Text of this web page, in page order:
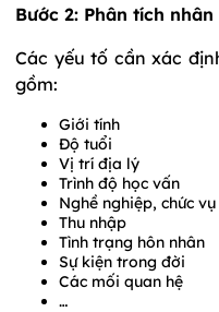
Bước 2: Phân tích
Các yếu tố cần xác
gồm:
Giới tính
Độ tuổi
Vị trí địa lý
Trình độ học vấn
Nghề nghiệp, chức vụ
Thu nhập
Tình trạng hôn nhân
Sự kiện trong đời
Các mối quan hệ
…